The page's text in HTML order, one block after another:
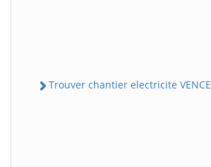
Trouver chantier electricite VENCE